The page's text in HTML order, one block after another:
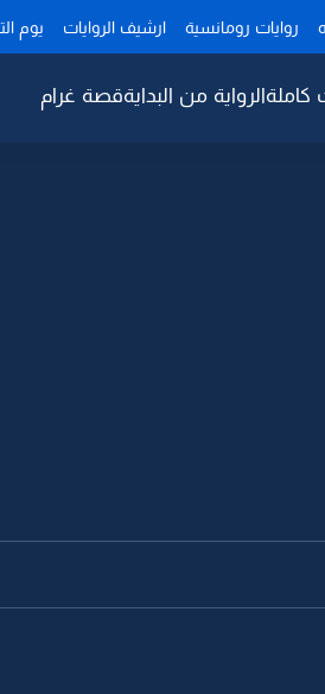
روايات رومانسية ارشيف الروايات يوم
كاملةالرواية من البدايةقصة غرام